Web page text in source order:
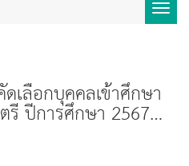
เลือกบุคคลเข้าศึกษา
ปีการศึกษา 2567